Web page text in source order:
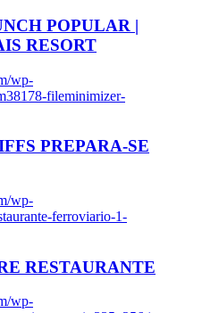
POPULAR |
RESORT
wp-
fileminimizer-
PREPARA-SE
wp-
ferroviario-1-
RESTAURANTE
wp-